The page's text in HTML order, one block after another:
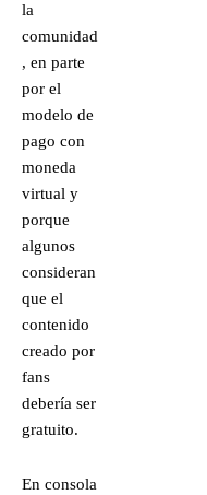
la
comunidad
, en parte
por el
modelo de
pago con
moneda
virtual y
porque
algunos
consideran
que el
contenido
creado por
fans
debería ser
gratuito.
En consola